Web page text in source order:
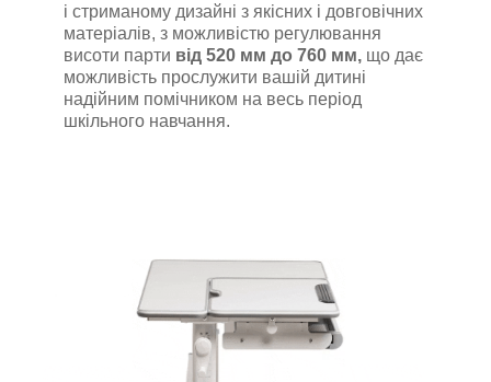
і стриманому дизайні з якісних і довговічних
матеріалів, з можливістю регулювання
висоти парти від 520 мм до 760 мм, що дає
можливість прослужити вашій дитині
надійним помічником на весь період
шкільного навчання.